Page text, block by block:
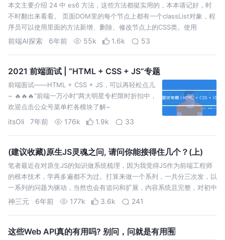
本文主要介绍 24 中 es6 方法，这些方法都挺实用的，本本请记好，时
不时翻出来看看。 页面DOM里的每个节点上都有一个classList对象，程
序员可以使用里面的方法新增、删除、修改节点上的CSS类。使用
classList，程序员还可以用它来判断某个节点是否被赋予了某个CS…
前端AI探索 6年前 55k 1.6k 53
2021 前端面试 | “HTML + CSS + JS”专题
前端面试——HTML + CSS + JS，可以再轻松点儿
~ 🔥🔥🔥“前端一万小时”两大明星专栏限时折扣中，
欢迎点击公众号菜单栏各模块了解~
itsOli 7年前 176k 1.9k 33
(建议收藏)原生JS灵魂之问, 请问你能接得住几个？(上)
笔者最近在对原生JS的知识做系统梳理，因为我觉得JS作为前端工程师
的根本技术，学再多遍都不为过。打算来做一个系列，一共分三次发，以
一系列的问题为驱动，当然也会有追问和扩展，内容系统且完整，对初中
级选手会有很好的提升，高级选手也会得到复习和巩固。敬请大家关注！
神三元 6年前 177k 3.6k 241
这些Web API真的有用吗? 别问，问就是有用🈶